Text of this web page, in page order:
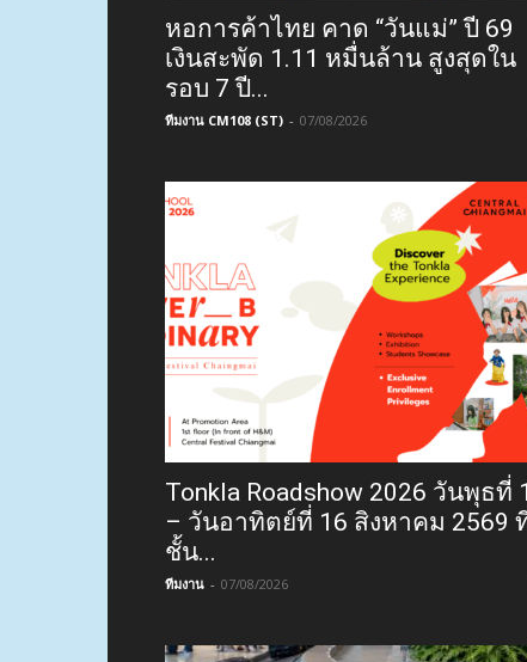
หอการค้าไทย คาด “วันแม่” ปี 69
เงินสะพัด 1.11 หมื่นล้าน สูงสุดใน
รอบ 7 ปี...
ทีมงาน CM108 (ST) - 07/08/2026
Tonkla Roadshow 2026 วันพุธที่
– วันอาทิตย์ที่ 16 สิงหาคม 2569
ชั้น...
ทีมงาน - 07/08/2026